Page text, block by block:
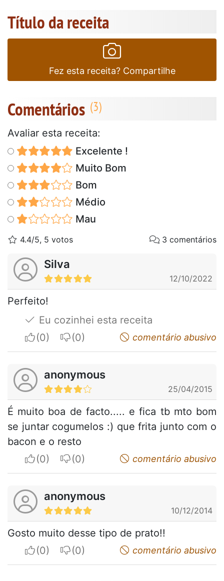
Título da receita
Fez esta receita? Compartilhe
Comentários
Avaliar esta receita:
Excelente !
Muito Bom
Bom
Médio
Mau
4.4/5, 5 votos 3 comentários
Silva
12/10/2022
Perfeito!
Eu cozinhei esta receita
I apreciateI do not appreciatecomentário abusivo
anonymous
25/04/2015
É muito boa de facto..... e fica tb mto bom
se juntar cogumelos :) que frita junto com o
bacon e o resto
I apreciateI do not appreciatecomentário abusivo
anonymous
10/12/2014
Gosto muito desse tipo de prato!!
I apreciateI do not appreciatecomentário abusivo